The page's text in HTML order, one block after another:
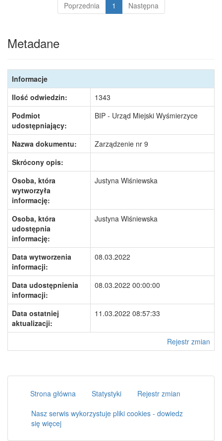
Poprzednia
1 Następna
Metadane
Informacje
Ilość odwiedzin:
1343
Podmiot
udostępniający:
BIP - Urząd Miejski Wyśmierzyce
Nazwa dokumentu:
Zarządzenie nr 9
Skrócony opis:
Osoba, która
wytworzyła
informację:
Justyna Wiśniewska
Osoba, która
udostępnia
informację:
Justyna Wiśniewska
Data wytworzenia
informacji:
08.03.2022
Data udostępnienia
informacji:
08.03.2022 00:00:00
Data ostatniej
aktualizacji:
11.03.2022 08:57:33
Rejestr zmian
Strona główna Statystyki
Rejestr zmian
Nasz serwis wykorzystuje pliki cookies - dowiedz
się więcej